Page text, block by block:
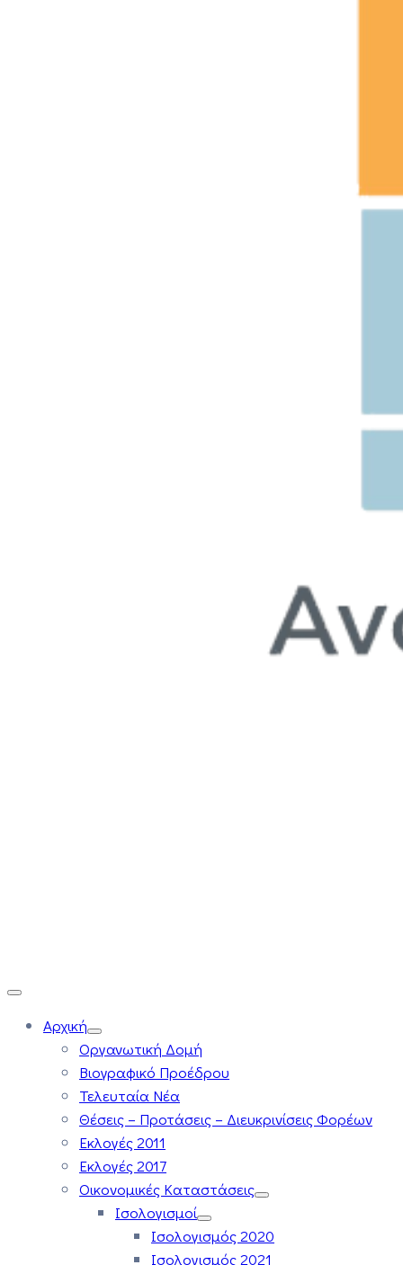
Αρχική
Οργανωτική Δομή
Βιογραφικό Προέδρου
Τελευταία Νέα
Θέσεις – Προτάσεις – Διευκρινίσεις Φορέων
Εκλογές 2011
Εκλογές 2017
Οικονομικές Καταστάσεις
Ισολογισμοί
Ισολογισμός 2020
Ισολογισμός 2021